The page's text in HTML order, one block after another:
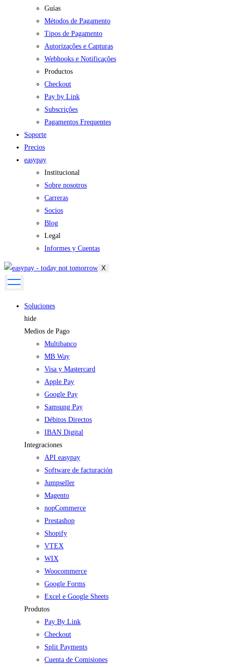
Guías
Métodos de Pagamento
Tipos de Pagamento
Autorizações e Capturas
Webhooks e Notificações
Productos
Checkout
Pay by Link
Subscrições
Pagamentos Frequentes
Soporte
Precios
easypay
Institucional
Sobre nosotros
Carreras
Socios
Blog
Legal
Informes y Cuentas
X
Soluciones
hide
Medios de Pago
Multibanco
MB Way
Visa y Mastercard
Apple Pay
Google Pay
Samsung Pay
Débitos Directos
IBAN Digital
Integraciones
API easypay
Software de facturación
Jumpseller
Magento
nopCommerce
Prestashop
Shopify
VTEX
WIX
Woocommerce
Google Forms
Excel e Google Sheets
Produtos
Pay By Link
Checkout
Split Payments
Cuenta de Comisiones